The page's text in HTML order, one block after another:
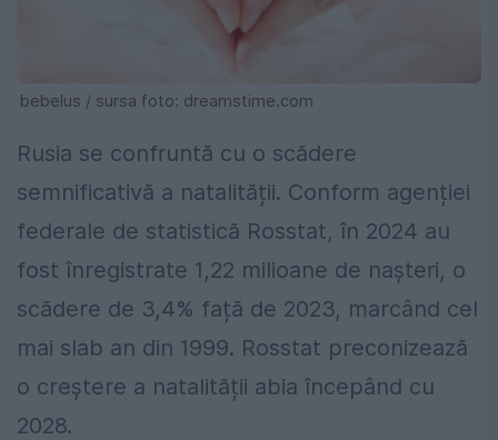
bebelus / sursa foto: dreamstime.com
Rusia se confruntă cu o scădere
semnificativă a natalității. Conform agenției
federale de statistică Rosstat, în 2024 au
fost înregistrate 1,22 milioane de nașteri, o
scădere de 3,4% față de 2023, marcând cel
mai slab an din 1999. Rosstat preconizează
o creștere a natalității abia începând cu
2028.